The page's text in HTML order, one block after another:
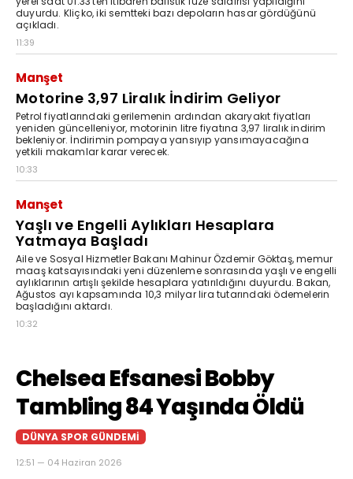
duyurdu. Kliçko, iki semtteki bazı depoların hasar gördüğünü
açıkladı.
11:39
Manşet
Motorine 3,97 Liralık İndirim Geliyor
Petrol fiyatlarındaki gerilemenin ardından akaryakıt fiyatları
yeniden güncelleniyor, motorinin litre fiyatına 3,97 liralık indirim
bekleniyor. İndirimin pompaya yansıyıp yansımayacağına
yetkili makamlar karar verecek.
10:33
Manşet
Yaşlı ve Engelli Aylıkları Hesaplara
Yatmaya Başladı
Aile ve Sosyal Hizmetler Bakanı Mahinur Özdemir Göktaş, memur
maaş katsayısındaki yeni düzenleme sonrasında yaşlı ve engelli
aylıklarının artışlı şekilde hesaplara yatırıldığını duyurdu. Bakan,
Ağustos ayı kapsamında 10,3 milyar lira tutarındaki ödemelerin
başladığını aktardı.
10:32